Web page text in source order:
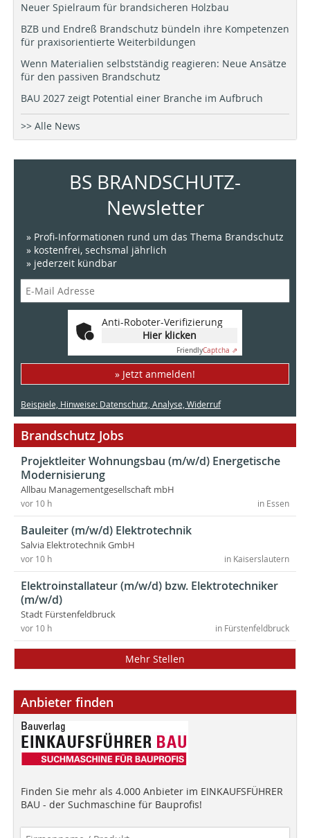
Neuer Spielraum für brandsicheren Holzbau
BZB und Endreß Brandschutz bündeln ihre Kompetenzen
für praxisorientierte Weiterbildungen
Wenn Materialien selbstständig reagieren: Neue Ansätze
für den passiven Brandschutz
BAU 2027 zeigt Potential einer Branche im Aufbruch
>> Alle News
BS BRANDSCHUTZ-
Newsletter
» Profi-Informationen rund um das Thema Brandschutz
» kostenfrei, sechsmal jährlich
» jederzeit kündbar
Anti-Roboter-Verifizierung
Hier klicken
FriendlyCaptcha ⇗
» Jetzt anmelden!
Beispiele, Hinweise: Datenschutz, Analyse, Widerruf
Brandschutz Jobs
Projektleiter Wohnungsbau (m/w/d) Energetische
Modernisierung
Allbau Managementgesellschaft mbH
in Essen
vor 10 h
Bauleiter (m/w/d) Elektrotechnik
Salvia Elektrotechnik GmbH
in Kaiserslautern
vor 10 h
Elektroinstallateur (m/w/d) bzw. Elektrotechniker
(m/w/d)
Stadt Fürstenfeldbruck
in Fürstenfeldbruck
vor 10 h
Mehr Stellen
Anbieter finden
Finden Sie mehr als 4.000 Anbieter im EINKAUFSFÜHRER
BAU - der Suchmaschine für Bauprofis!